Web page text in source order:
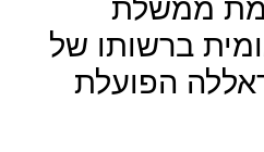
ממשלת
ברשותו של
הפועלת